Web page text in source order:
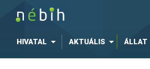
HIVATAL AKTUÁLIS ÁLLAT